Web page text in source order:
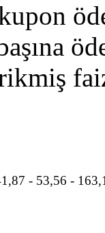
- 53,56 -